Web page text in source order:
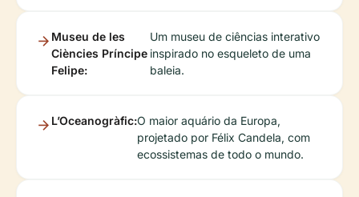
Museu de les
Ciències Príncipe
Felipe:
Um museu de ciências interativo
inspirado no esqueleto de uma
baleia.
L’Oceanogràfic:O maior aquário da Europa,
projetado por Félix Candela, com
ecossistemas de todo o mundo.